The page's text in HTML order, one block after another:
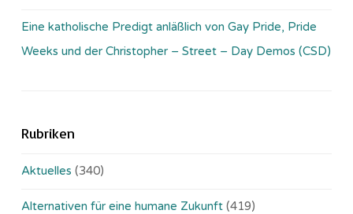
Eine katholische Predigt anläßlich von Gay Pride, Pride
Weeks und der Christopher – Street – Day Demos (CSD)
Rubriken
Aktuelles (340)
Alternativen für eine humane Zukunft (419)